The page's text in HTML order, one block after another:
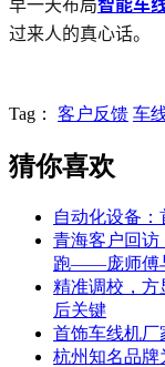
过来人的真心话。
Tag： 客户反馈 车
猜你喜欢
自动化设备
青海客户回访
跑——庞师傅
精准调校，方
后关键
首饰车线机厂
杭州知名品牌